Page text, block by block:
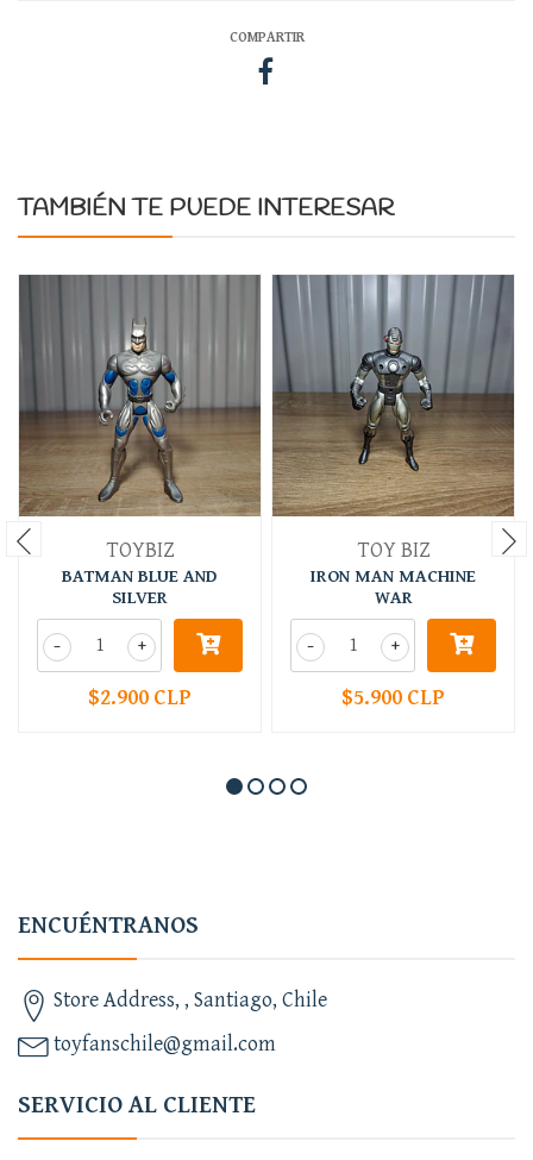
COMPARTIR
TAMBIÉN TE PUEDE INTERESAR
TOYBIZ
BATMAN BLUE AND
SILVER
+
-
$2.900 CLP
TOY BIZ
IRON MAN MACHINE
WAR
+
-
$5.900 CLP
ENCUÉNTRANOS
Store Address, , Santiago, Chile
toyfanschile@gmail.com
SERVICIO AL CLIENTE